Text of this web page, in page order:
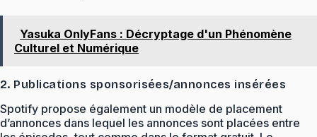
Yasuka OnlyFans : Décryptage d'un Phénomène
Culturel et Numérique
2. Publications sponsorisées/annonces insérées
Spotify propose également un modèle de placement
d’annonces dans lequel les annonces sont placées entre